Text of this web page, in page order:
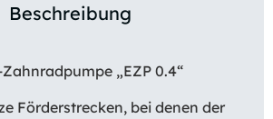
Beschreibung
„EZP 0.4“
Förderstrecken, bei denen der